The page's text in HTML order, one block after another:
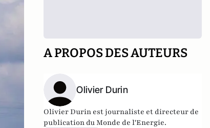
A PROPOS DES AUTEURS
Olivier Durin
Olivier Durin est journaliste et directeur de
publication du Monde de l'Energie.